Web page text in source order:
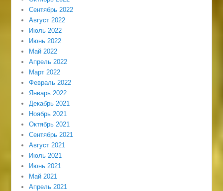
Сентябрь 2022
Август 2022
Июль 2022
Июнь 2022
Май 2022
Апрель 2022
Март 2022
Февраль 2022
Январь 2022
Декабрь 2021
Ноябрь 2021
Октябрь 2021
Сентябрь 2021
Август 2021
Июль 2021
Июнь 2021
Май 2021
Апрель 2021